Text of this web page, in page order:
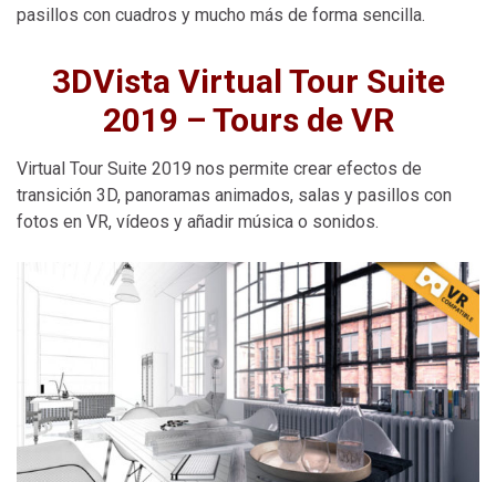
pasillos con cuadros y mucho más de forma sencilla.
3DVista Virtual Tour Suite
2019 – Tours de VR
Virtual Tour Suite 2019 nos permite crear efectos de
transición 3D, panoramas animados, salas y pasillos con
fotos en VR, vídeos y añadir música o sonidos.